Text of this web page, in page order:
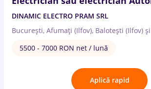
DINAMIC ELECTRO PRAM SRL
București, Afumați (Ilfov), Balotești (Ilfov)
5500 - 7000 RON net / lună
Aplică rapid